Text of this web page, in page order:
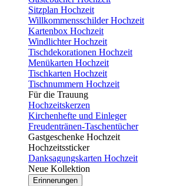
Sitzplan Hochzeit
Willkommensschilder Hochzeit
Kartenbox Hochzeit
Windlichter Hochzeit
Tischdekorationen Hochzeit
Menükarten Hochzeit
Tischkarten Hochzeit
Tischnummern Hochzeit
Für die Trauung
Hochzeitskerzen
Kirchenhefte und Einleger
Freudentränen-Taschentücher
Gastgeschenke Hochzeit
Hochzeitssticker
Danksagungskarten Hochzeit
Neue Kollektion
Erinnerungen